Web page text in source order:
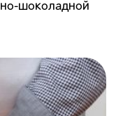
шоколадной